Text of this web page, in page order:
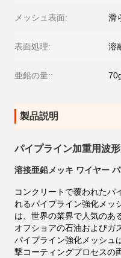
メッシュ表面: 滑
表面処理: 溶
亜鉛の量::
製品説明
パイプライン加重用波
溶接亜鉛メッキ ワイヤー
コンクリートで覆われたパ
れるパイプライン強化メッ
は、世界の業界で人気のあ
オフショアの石油およびガ
パイプライン強化メッシュ
撃コーティングプロセスの